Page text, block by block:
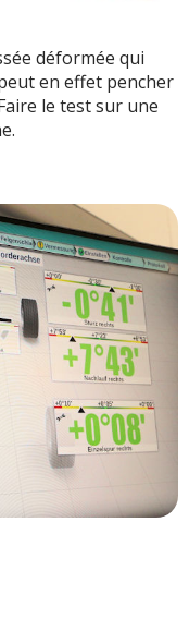
déformée qui
en effet pencher
le test sur une